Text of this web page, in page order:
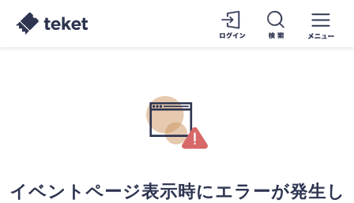
イベントページ表示時にエラーが発生し